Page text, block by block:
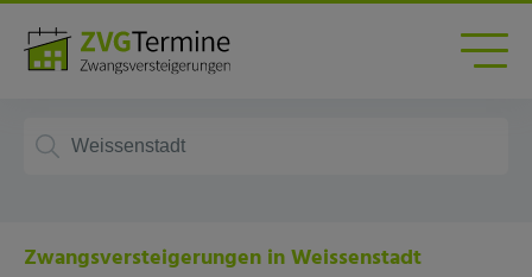
Zwangsversteigerungen in Weissenstadt